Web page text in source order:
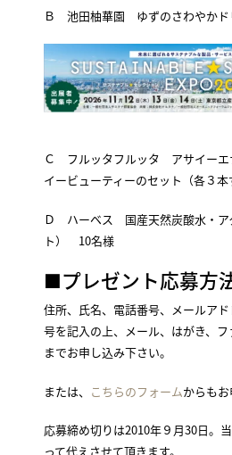
Ｂ 池田柚華園 ゆずのさわやか
Ｃ フルッタフルッタ アサイーエ
イービューティーのセット（各３
Ｄ ハーベス 国産天然炭酸水・ア
ト） 10名様
■プレゼント応募方
住所、氏名、電話番号、メールア
号を記入の上、メール、はがき、
までお申し込み下さい。
または、 こちらのフォームからもお
応募締め切りは2010年９月30日。
って代えさせて頂きます。